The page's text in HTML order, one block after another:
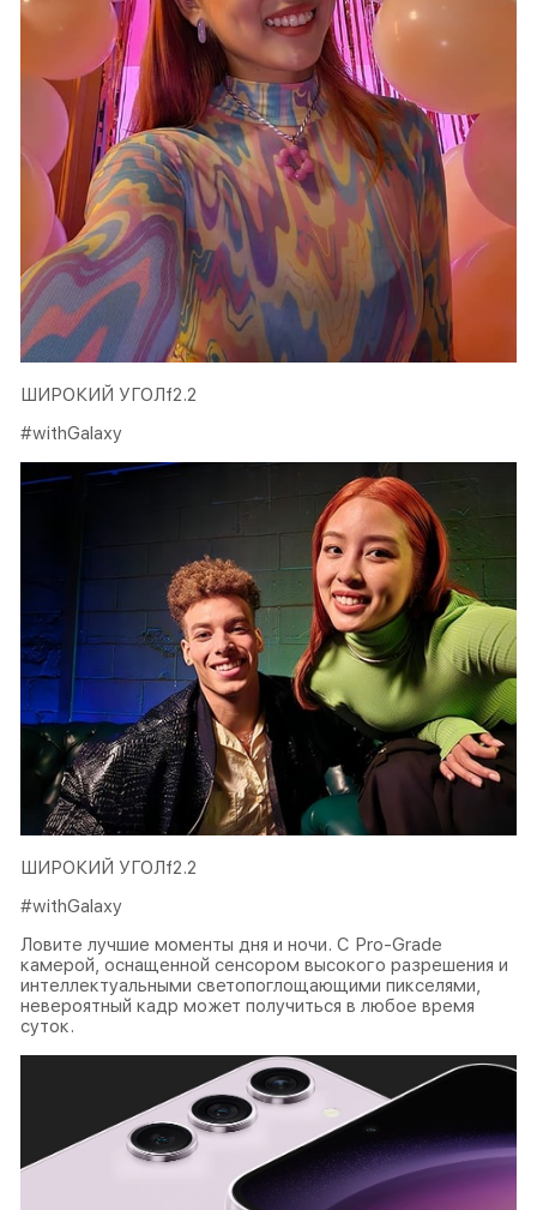
ШИРОКИЙ УГОЛf2.2
#withGalaxy
ШИРОКИЙ УГОЛf2.2
#withGalaxy
Ловите лучшие моменты дня и ночи. С Pro-Grade
камерой, оснащенной сенсором высокого разрешения и
интеллектуальными светопоглощающими пикселями,
невероятный кадр может получиться в любое время
суток.